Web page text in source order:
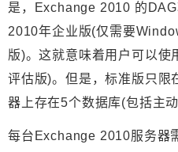
是，Exchange 2010 的
2010年企业版(仅需要
版)。这就意味着用户可以
评估版)。但是，标准版只
器上存在5个数据库(包括主
每台Exchange 2010服务器